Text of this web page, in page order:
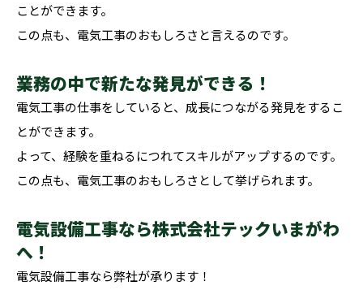
ことができます。
この点も、電気工事のおもしろさと言えるのです。
業務の中で新たな発見ができる！
電気工事の仕事をしていると、成長につながる発見をするこ
とができます。
よって、経験を重ねるにつれてスキルがアップするのです。
この点も、電気工事のおもしろさとして挙げられます。
電気設備工事なら株式会社テックいまがわ
へ！
電気設備工事なら弊社が承ります！